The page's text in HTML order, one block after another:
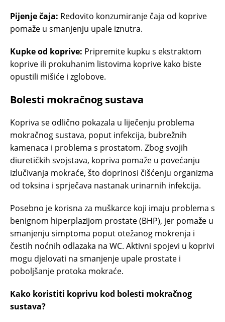
Pijenje čaja: Redovito konzumiranje čaja od koprive
pomaže u smanjenju upale iznutra.
Kupke od koprive: Pripremite kupku s ekstraktom
koprive ili prokuhanim listovima koprive kako biste
opustili mišiće i zglobove.
Bolesti mokračnog sustava
Kopriva se odlično pokazala u liječenju problema
mokračnog sustava, poput infekcija, bubrežnih
kamenaca i problema s prostatom. Zbog svojih
diuretičkih svojstava, kopriva pomaže u povećanju
izlučivanja mokraće, što doprinosi čišćenju organizma
od toksina i sprječava nastanak urinarnih infekcija.
Posebno je korisna za muškarce koji imaju problema s
benignom hiperplazijom prostate (BHP), jer pomaže u
smanjenju simptoma poput otežanog mokrenja i
čestih noćnih odlazaka na WC. Aktivni spojevi u koprivi
mogu djelovati na smanjenje upale prostate i
poboljšanje protoka mokraće.
Kako koristiti koprivu kod bolesti mokračnog
sustava?